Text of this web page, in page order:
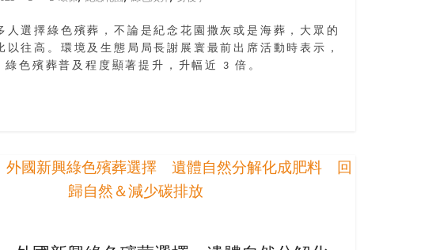
人選擇綠色殯葬，不論是紀念花園撒灰或是海葬，大眾的
以往高。環境及生態局局長謝展寰最前出席活動時表示，
色殯葬普及程度顯著提升，升幅近 3 倍。